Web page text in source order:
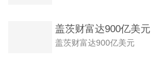
盖茨财富达900亿美元
盖茨财富达900亿美元